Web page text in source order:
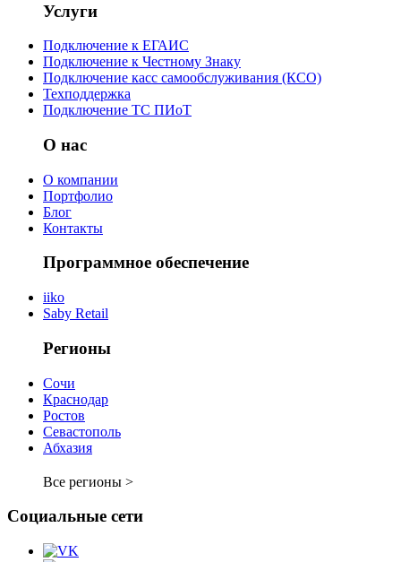
Услуги
Подключение к ЕГАИС
Подключение к Честному Знаку
Подключение касс самообслуживания (КСО)
Техподдержка
Подключение ТС ПИоТ
О нас
О компании
Портфолио
Блог
Контакты
Программное обеспечение
iiko
Saby Retail
Регионы
Сочи
Краснодар
Ростов
Севастополь
Абхазия
Все регионы >
Социальные сети